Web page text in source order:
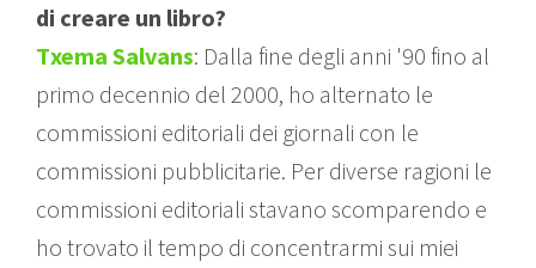
di creare un libro?
Txema Salvans: Dalla fine degli anni '90 fino al
primo decennio del 2000, ho alternato le
commissioni editoriali dei giornali con le
commissioni pubblicitarie. Per diverse ragioni le
commissioni editoriali stavano scomparendo e
ho trovato il tempo di concentrarmi sui miei